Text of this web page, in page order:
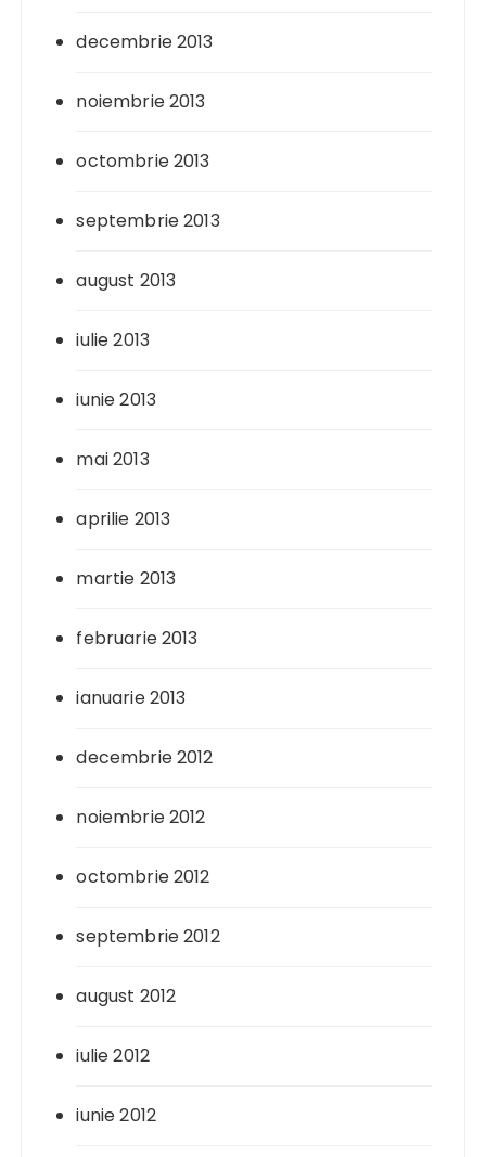
decembrie 2013
noiembrie 2013
octombrie 2013
septembrie 2013
august 2013
iulie 2013
iunie 2013
mai 2013
aprilie 2013
martie 2013
februarie 2013
ianuarie 2013
decembrie 2012
noiembrie 2012
octombrie 2012
septembrie 2012
august 2012
iulie 2012
iunie 2012